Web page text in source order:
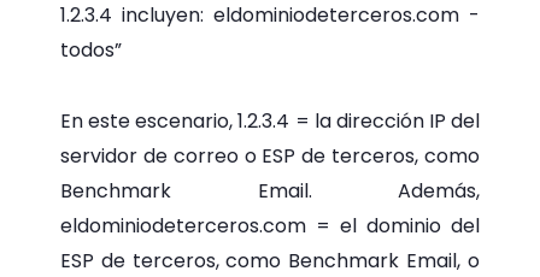
1.2.3.4 incluyen: eldominiodeterceros.com -
todos”
En este escenario, 1.2.3.4 = la dirección IP del
servidor de correo o ESP de terceros, como
Benchmark Email. Además,
eldominiodeterceros.com = el dominio del
ESP de terceros, como Benchmark Email, o